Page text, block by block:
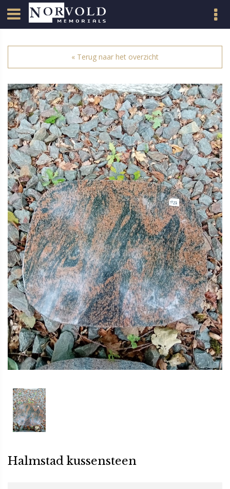
« Terug naar het overzicht
Halmstad kussensteen